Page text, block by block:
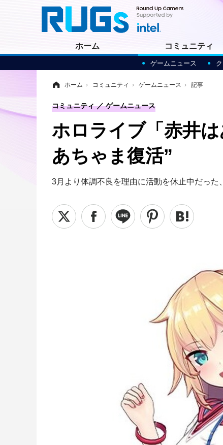
ホーム コミュニティ
ゲームニュース
ホーム › コミュニティ › ゲームニュース › 記事
ホロライブ「赤井
あちゃま復活”
3月より体調不良を理由に活動を休止中だった
コミュニティ ゲームニュース